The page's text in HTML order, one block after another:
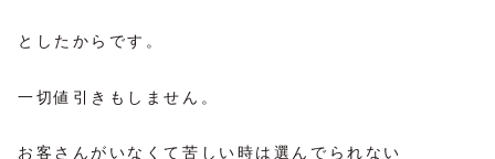
としたからです。
一切値引きもしません。
お客さんがいなくて苦しい時は選んでられない